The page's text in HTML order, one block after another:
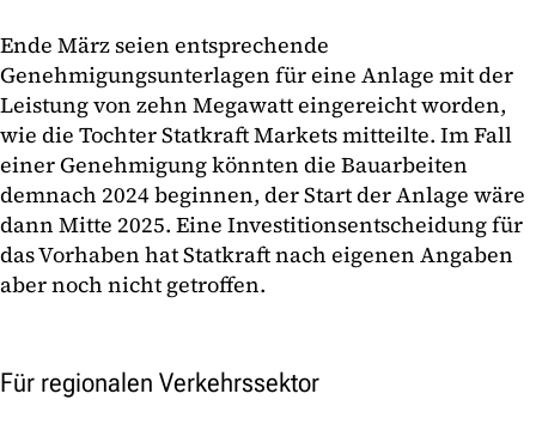
Ende März seien entsprechende
Genehmigungsunterlagen für eine Anlage mit der
Leistung von zehn Megawatt eingereicht worden,
wie die Tochter Statkraft Markets mitteilte. Im Fall
einer Genehmigung könnten die Bauarbeiten
demnach 2024 beginnen, der Start der Anlage wäre
dann Mitte 2025. Eine Investitionsentscheidung für
das Vorhaben hat Statkraft nach eigenen Angaben
aber noch nicht getroffen.
Für regionalen Verkehrssektor